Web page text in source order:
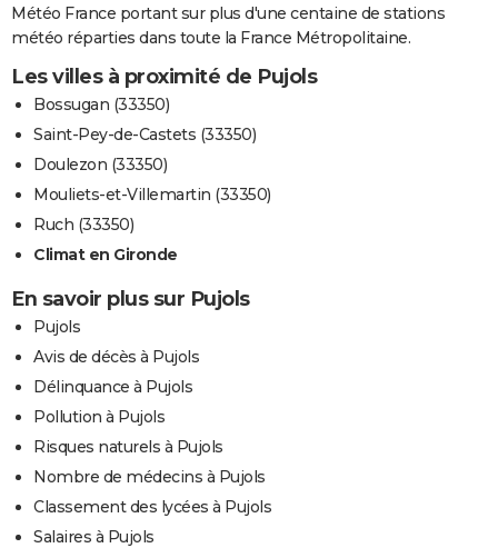
Météo France portant sur plus d'une centaine de stations
météo réparties dans toute la France Métropolitaine.
Les villes à proximité de Pujols
Bossugan (33350)
Saint-Pey-de-Castets (33350)
Doulezon (33350)
Mouliets-et-Villemartin (33350)
Ruch (33350)
Climat en Gironde
En savoir plus sur Pujols
Pujols
Avis de décès à Pujols
Délinquance à Pujols
Pollution à Pujols
Risques naturels à Pujols
Nombre de médecins à Pujols
Classement des lycées à Pujols
Salaires à Pujols